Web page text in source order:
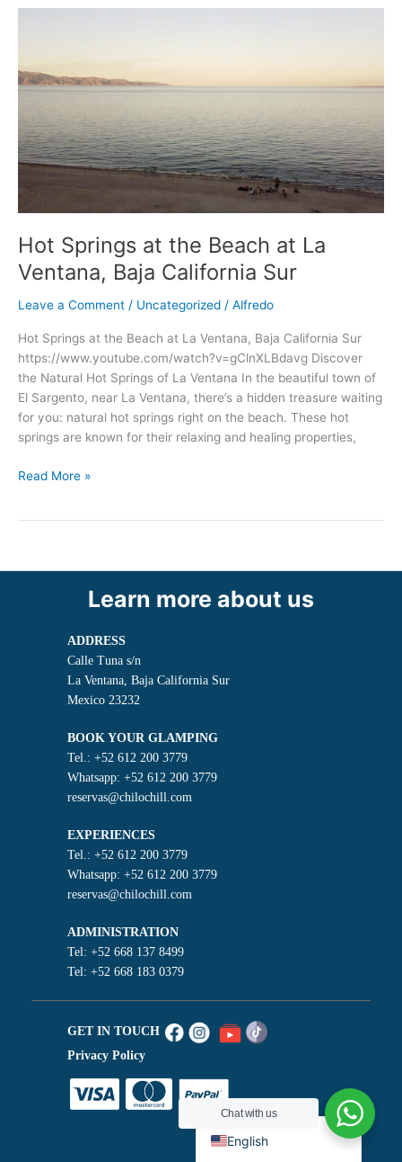
Hot Springs at the Beach at La
Ventana, Baja California Sur
Leave a Comment / Uncategorized / Alfredo
Hot Springs at the Beach at La Ventana, Baja California Sur
https://www.youtube.com/watch?v=gClnXLBdavg Discover
the Natural Hot Springs of La Ventana In the beautiful town of
El Sargento, near La Ventana, there’s a hidden treasure waiting
for you: natural hot springs right on the beach. These hot
springs are known for their relaxing and healing properties,
the
La
Ventana,
California
Sur
Read More »
Learn more about us
ADDRESS
Calle Tuna s/n
La Ventana, Baja California Sur
Mexico 23232
BOOK YOUR GLAMPING
Tel.: +52 612 200 3779
Whatsapp: +52 612 200 3779
reservas@chilochill.com
EXPERIENCES
Tel.: +52 612 200 3779
Whatsapp: +52 612 200 3779
reservas@chilochill.com
ADMINISTRATION
Tel: +52 668 137 8499
Tel: +52 668 183 0379
GET IN TOUCH
Privacy Policy
Chat with us
English
Español de México